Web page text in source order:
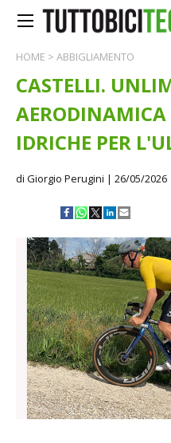
HOME > ABBIGLIAMENTO
CASTELLI.
AERODINAMICA
IDRICHE PER
di Giorgio Perugini | 26/05/2026